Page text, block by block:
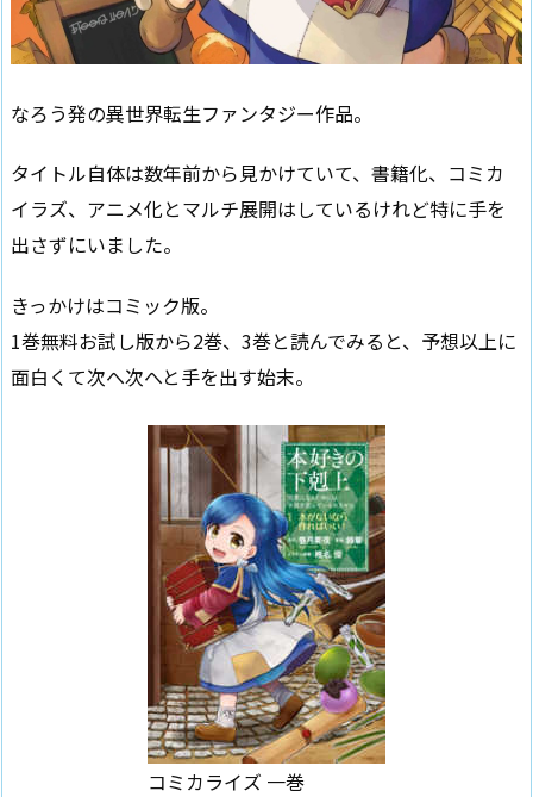
なろう発の異世界転生ファンタジー作品。
タイトル自体は数年前から見かけていて、書籍化、コミカ
イラズ、アニメ化とマルチ展開はしているけれど特に手を
出さずにいました。
きっかけはコミック版。
1巻無料お試し版から2巻、3巻と読んでみると、予想以上に
面白くて次へ次へと手を出す始末。
コミカライズ 一巻